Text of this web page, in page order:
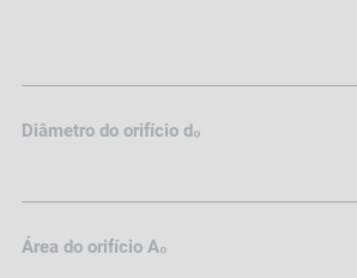
Diâmetro do orifício d₀
Área do orifício A₀